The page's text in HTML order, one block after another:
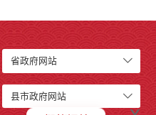
省政府网站
县市政府网站